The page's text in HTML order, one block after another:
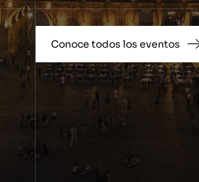
Conoce todos los eventos